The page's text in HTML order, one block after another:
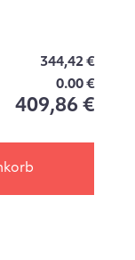
344,42 €
0.00 €
409,86 €